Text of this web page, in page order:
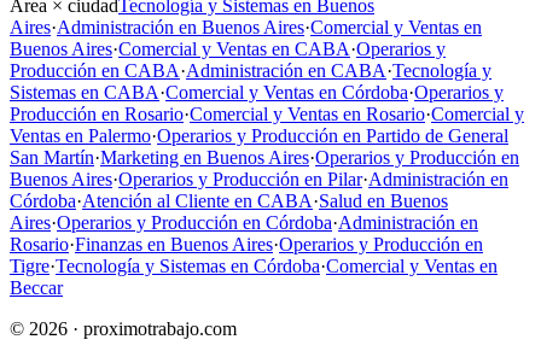
Área × ciudadTecnología y Sistemas en Buenos
Aires·Administración en Buenos Aires·Comercial y Ventas en
Buenos Aires·Comercial y Ventas en CABA·Operarios y
Producción en CABA·Administración en CABA·Tecnología y
Sistemas en CABA·Comercial y Ventas en Córdoba·Operarios y
Producción en Rosario·Comercial y Ventas en Rosario·Comercial y
Ventas en Palermo·Operarios y Producción en Partido de General
San Martín·Marketing en Buenos Aires·Operarios y Producción en
Buenos Aires·Operarios y Producción en Pilar·Administración en
Córdoba·Atención al Cliente en CABA·Salud en Buenos
Aires·Operarios y Producción en Córdoba·Administración en
Rosario·Finanzas en Buenos Aires·Operarios y Producción en
Tigre·Tecnología y Sistemas en Córdoba·Comercial y Ventas en
Beccar
© 2026 · proximotrabajo.com